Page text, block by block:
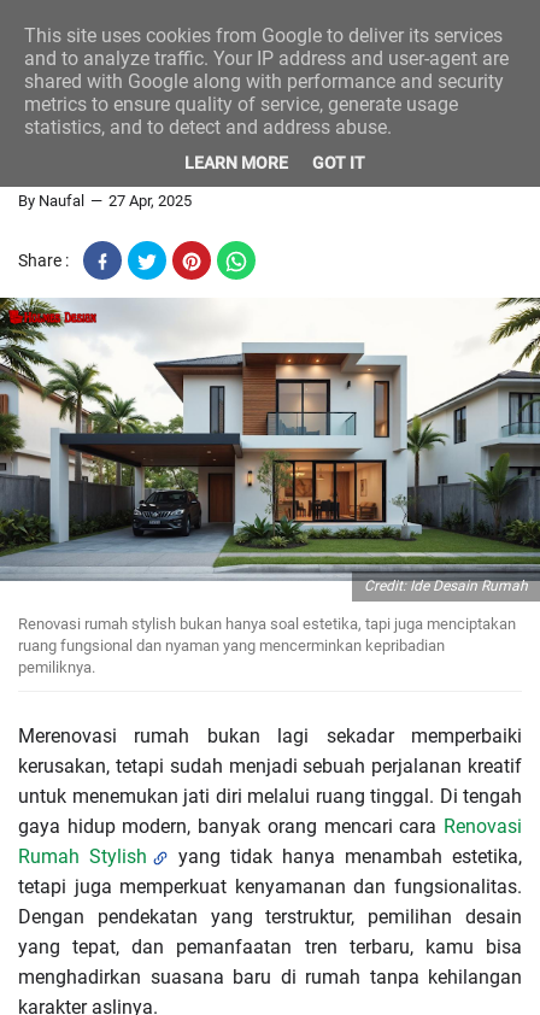
Home Renovasi-Rumah
Konsep Renovasi Rumah Stylish
By Naufal 27 Apr, 2025
Share :
Credit: Ide Desain Rumah
Renovasi rumah stylish bukan hanya soal estetika, tapi juga menciptakan
ruang fungsional dan nyaman yang mencerminkan kepribadian
pemiliknya.
Merenovasi rumah bukan lagi sekadar memperbaiki
kerusakan, tetapi sudah menjadi sebuah perjalanan kreatif
untuk menemukan jati diri melalui ruang tinggal. Di tengah
gaya hidup modern, banyak orang mencari cara Renovasi
Rumah Stylish
yang tidak hanya menambah estetika,
tetapi juga memperkuat kenyamanan dan fungsionalitas.
Dengan pendekatan yang terstruktur, pemilihan desain
yang tepat, dan pemanfaatan tren terbaru, kamu bisa
menghadirkan suasana baru di rumah tanpa kehilangan
karakter aslinya.
This site uses cookies from Google to deliver its services
and to analyze traffic. Your IP address and user-agent are
shared with Google along with performance and security
metrics to ensure quality of service, generate usage
statistics, and to detect and address abuse.
LEARN MORE GOT IT